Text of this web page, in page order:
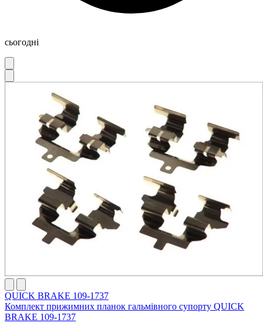
сьогодні
QUICK BRAKE 109-1737
Комплект прижимних планок гальмівного супорту QUICK
BRAKE 109-1737